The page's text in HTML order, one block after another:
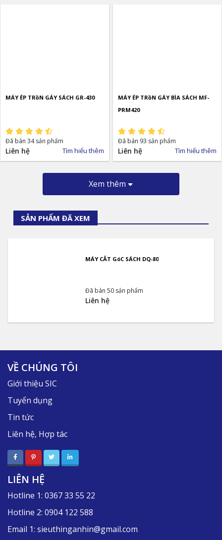
MÁY ÉP TRồN GÁY SÁCH GR-430
Đã bán 34 sản phẩm
Liên hệ Tìm hiểu thêm
MÁY ÉP TRồN GÁY BÌA SÁCH MF-
PRM420
Đã bán 93 sản phẩm
Liên hệ Tìm hiểu thêm
Xem thêm
SẢN PHẨM ĐÃ XEM
MÁY CẮT GóC SÁCH DQ-80
Đã bán 50 sản phẩm
Liên hệ
VỀ CHÚNG TÔI
Giới thiệu SIC
Tuyển dụng
Tin tức
Liên hệ, Hợp tác
LIÊN HỆ
Hotline 1: 0367 33 55 22
Hotline 2: 0904 122 588
Email 1: sieuthinganhin@gmail.com